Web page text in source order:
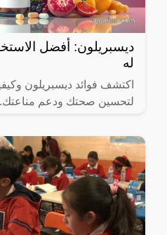
ديسبريلون: أفضل
له
اكتشف فوائد ديسبريلون
لتحسين صحتك ودعم مناعتك.